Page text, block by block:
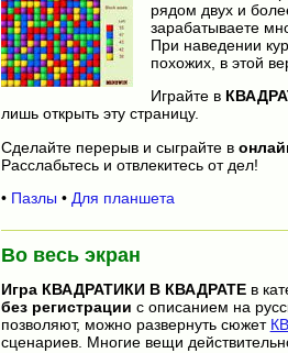
рядом двух и
зарабатываете
При наведении
похожих, в этой
Играйте в
лишь открыть эту страницу.
Сделайте перерыв и сыграйте в
Расслабьтесь и отвлекитесь от дел!
• Пазлы • Для планшета
Во весь экран
Игра КВАДРАТИКИ В КВАДРАТЕв
без регистрации с описанием на
позволяют, можно развернуть сюжет
сценариев. Многие вещи